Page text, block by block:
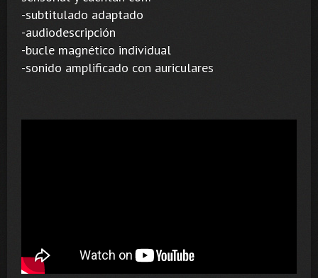
-subtitulado adaptado
-audiodescripción
-bucle magnético individual
-sonido amplificado con auriculares